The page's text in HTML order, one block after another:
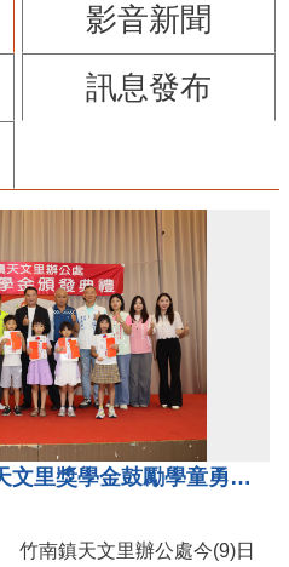
影音新聞
訊息發布
地方各界齊心支持教育 天文里獎學金鼓勵學童勇敢追夢